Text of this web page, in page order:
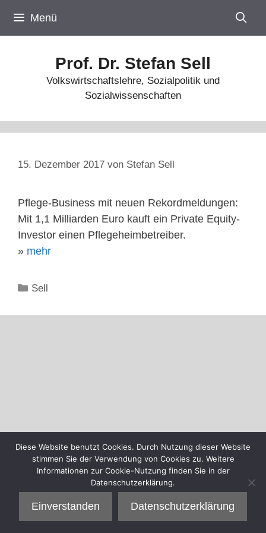
Inhalt
springen
Menü
Prof. Dr. Stefan Sell
Volkswirtschaftslehre, Sozialpolitik und
Sozialwissenschaften
15. Dezember 2017 von Stefan Sell
Pflege-Business mit neuen Rekordmeldungen:
Mit 1,1 Milliarden Euro kauft ein Private Equity-
Investor einen Pflegeheimbetreiber.
» mehr
Kategorien
Sell
Diese Website benutzt Cookies. Durch Nutzung dieser Website
stimmen Sie der Verwendung von Cookies zu. Weitere
Informationen zur Cookie-Nutzung finden Sie in der
Datenschutzerklärung.
Einverstanden Datenschutzerklärung